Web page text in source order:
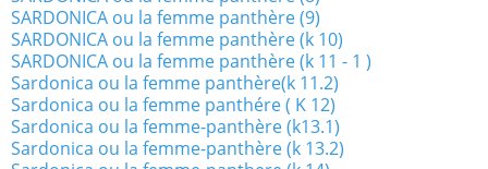
SARDONICA ou la femme panthère (9)
SARDONICA ou la femme panthère (k 10)
SARDONICA ou la femme panthère (k 11 - 1 )
Sardonica ou la femme panthère(k 11.2)
Sardonica ou la femme panthére ( K 12)
Sardonica ou la femme-panthère (k13.1)
Sardonica ou la femme-panthère (k 13.2)